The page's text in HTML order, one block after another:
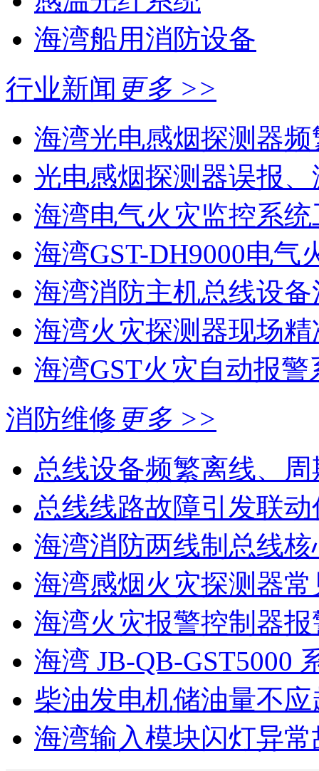
海湾船用消防设备
行业新闻 更多 >>
海湾光电感烟探测器
光电感烟探测器误报
海湾电气火灾监控系统
海湾GST-DH9000电气
海湾消防主机总线设备
海湾火灾探测器现场
海湾GST火灾自动报警
消防维修 更多 >>
总线设备频繁离线、
总线线路故障引发联
海湾消防两线制总线核
海湾感烟火灾探测器常
海湾火灾报警控制器报
海湾 JB-QB-GST5000
柴油发电机储油量不应
海湾输入模块闪灯异常